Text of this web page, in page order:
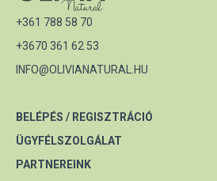
+361 788 58 70
+3670 361 62 53
INFO@OLIVIANATURAL.HU
BELÉPÉS / REGISZTRÁCIÓ
ÜGYFÉLSZOLGÁLAT
PARTNEREINK